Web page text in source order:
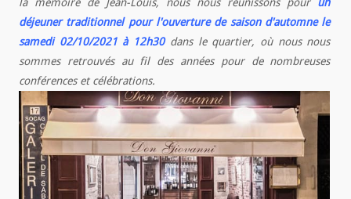
la mémoire de Jean-Louis, nous nous réunissons pour un
déjeuner traditionnel pour l'ouverture de saison d'automne le
samedi 02/10/2021 à 12h30 dans le quartier, où nous nous
sommes retrouvés au fil des années pour de nombreuses
conférences et célébrations.